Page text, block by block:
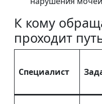
К кому
проходит
Специалист